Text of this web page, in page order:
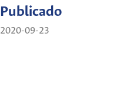
Publicado
2020-09-23